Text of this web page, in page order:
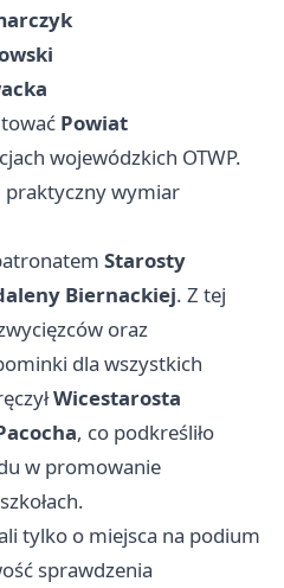
Powiat
wojewódzkich OTWP.
praktyczny wymiar
Starosty
Biernackiej. Z tej
oraz
dla wszystkich
Wicestarosta
, co podkreśliło
w promowanie
tylko o miejsca na podium
sprawdzenia